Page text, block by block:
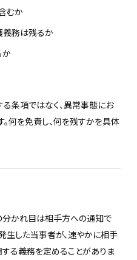
むか
務は残るか
条項ではなく、異常事態にお
何を免責し、何を残すかを具体
分かれ目は相手方への通知で
生した当事者が、速やかに相手
る義務を定めることがありま